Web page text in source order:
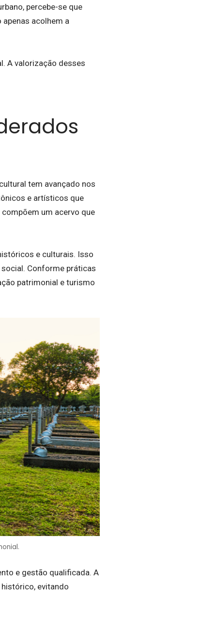
percebe-se que
acolhem a
A valorização desses
tem avançado nos
e artísticos que
um acervo que
e culturais. Isso
Conforme práticas
patrimonial e turismo
e gestão qualificada. A
evitando